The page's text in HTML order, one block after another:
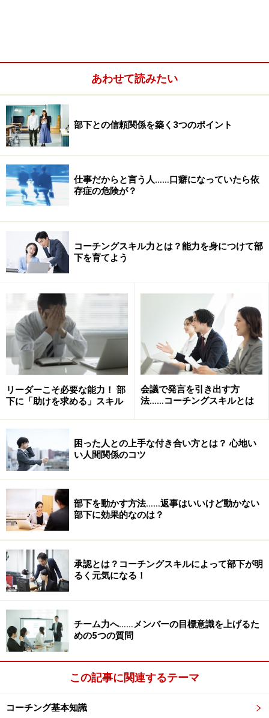
行き先も決めずに歩いているとしたら？
「目標を明確にすること」。
これは昔も今も成功法則での定番です。少なくとも一度
は、目標設定の重要さをどこかで読んだり、聞いたりし
たことがあるでしょう。でもどうですか？ 私の質問に
対して、すぐに答えが出てきましたか？ すぐに自分に
「目標を明確にすること」の重要さが言われていても、
なかなか実行できている人は少ないものです。
確かに、すぐに答えられなくても、明確な目標を持って
いなくても、毎日の生活は進んでいきます。私たちが何
をしなくても、時間は勝手に過ぎていきます。それはま
るで、行き先が定まらないまま、歩きはじめている状態
なのかもしれません。これって恐ろしいことだと思いま
せんか？
「あなたの来年・今年の目標は何ですか？」
今度こそはしっかりと目標を決めてみましょう。
次に、目標設定を難しくさせている原因を明らかにし
て、それから抜け出すポイントをご紹介します。
※記事内容は執筆時点のものです。最新の内容をご確認くださ
い。
1/3 次のページへ
あわせて読みたい
部下との信頼関係を築く3つのポイント
仕事だからと言う人……口癖になっていたら依
存症の危険が？
コーチングスキル力とは？能力を身につけて部
下を育てよう
リーダーこそ必要な能力！ 部
下に「助けを求める」スキル
会議で発言を引き出す方
法……コーチングスキルとは
困った人との上手な付き合い方とは？ 心地い
い人間関係のコツ
部下を動かす方法……返事はいいけど動かない
部下に効果的なのは？
承認とは？コーチングスキルによって部下が明
るく元気になる！
チーム力へ……メンバーの目標意識を上げるた
めの5つの質問
この記事に関連するテーマ
コーチング基本知識